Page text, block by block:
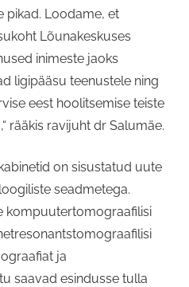
pikad. Loodame, et
Lõunakeskuses
inimeste jaoks
ligipääsu teenustele ning
eest hoolitsemise teiste
rääkis ravijuht dr Salumäe.
on sisustatud uute
seadmetega.
kompuutertomograafilisi
ja
saavad esindusse tulla